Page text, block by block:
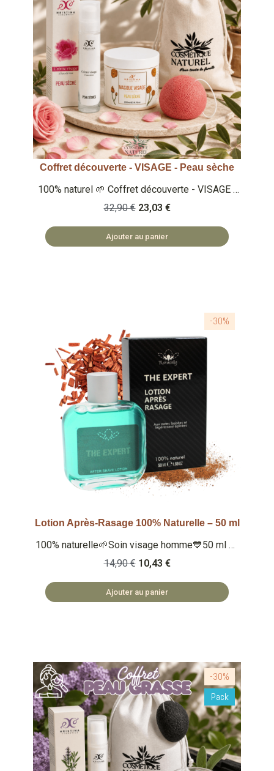
Aperçu rapide
Coffret découverte - VISAGE - Peau sèche
100% naturel 🌱 Coffret découverte - VISAGE -
Peau sèche - Masque visage peau sèche
(200ml) - Eponge konjac argile rouge - Crème
visage peau sèche (50ml) 🏡 COSMÉTIQUES
FABRIQUÉS EN BULGARIE 🌿 SAFE ET NATUREL
32,90 € 23,03 €
Ajouter au panier
Aperçu rapide
-30%
Lotion Après-Rasage 100% Naturelle – 50 ml
100% naturelle🌱Soin visage homme💙50 ml 🏅
Note Yuka : 86/100 🏅 Note Inci Beauty 18,8/20
Qu'est ce que c'est ? Lotion après-rasage extra
douce et apaisante, aux notes boisées et
légèrement épicées, idéale pour les peaux
14,90 € 10,43 €
Ajouter au panier
-30%
Pack